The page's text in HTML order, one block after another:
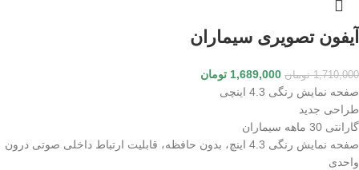
آیفون تصویری سیماران
1,710,000 تومان 1,689,000 تومان
صفحه نمایش رنگی 4.3 اینچی
طراحی جدید
گارانتی 30 ماهه سیماران
صفحه نمایش رنگی 4.3 اینچ، بدون حافظه، قابلیت ارتباط داخلی صوتی درون
واحدی